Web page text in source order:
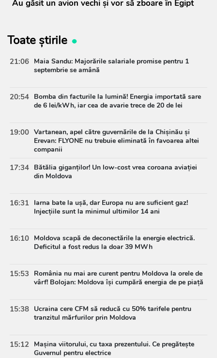
Au găsit un avion vechi și vor să zboare în Egipt
Toate știrile
21:06 Maia Sandu: Majorările salariale promise pentru 1
septembrie se amână
20:54 Bomba din facturile la lumină! Energia importată sare
de 6 lei/kWh, iar cea de avarie trece de 20 de lei
19:00 Vartanean, apel către guvernările de la Chișinău și
Erevan: FLYONE nu trebuie eliminată în favoarea altei
companii
17:34 Bătălia giganților! Un low-cost vrea coroana aviației
din Moldova
16:31 Iarna bate la ușă, dar Europa nu are suficient gaz!
Injecțiile sunt la minimul ultimilor 14 ani
16:10 Moldova scapă de deconectările la energie electrică.
Deficitul a fost redus la doar 39 MWh
15:53
România nu mai are curent pentru Moldova la orele de
vârf! Bolojan: Moldova își cumpără energia de pe piață
15:38 Ucraina cere CFM să reducă cu 50% tarifele pentru
tranzitul mărfurilor prin Moldova
15:12 Mașina viitorului, cu taxa prezentului. Ce pregătește
Guvernul pentru electrice